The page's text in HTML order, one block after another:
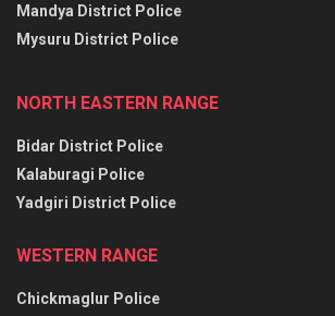
Mandya District Police
Mysuru District Police
NORTH EASTERN RANGE
Bidar District Police
Kalaburagi Police
Yadgiri District Police
WESTERN RANGE
Chickmaglur Police